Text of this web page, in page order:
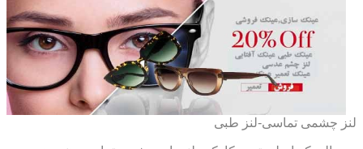
لنز چشمی تماسی-لنز طبی